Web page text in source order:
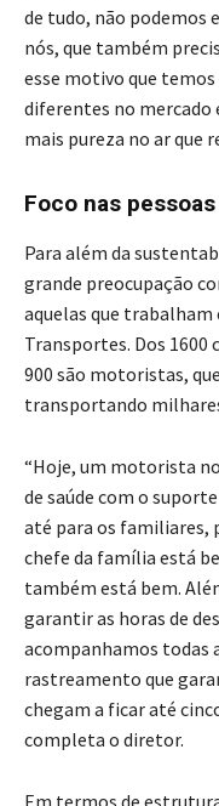
de tudo, não podemos
nós, que também
esse motivo que
diferentes no mercado
mais pureza no ar que
Foco nas pessoas
Para além da
grande preocupação
aquelas que
Transportes. Dos
900 são motoristas,
transportando
“Hoje, um motorista
de saúde com o
até para os familiares,
chefe da família está
também está bem.
garantir as horas de
acompanhamos todas
rastreamento que
chegam a ficar até
completa o diretor.
Em termos de